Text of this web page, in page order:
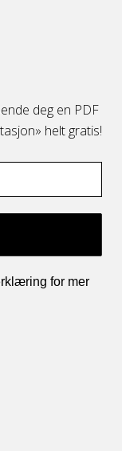
deg en PDF
helt gratis!
for mer